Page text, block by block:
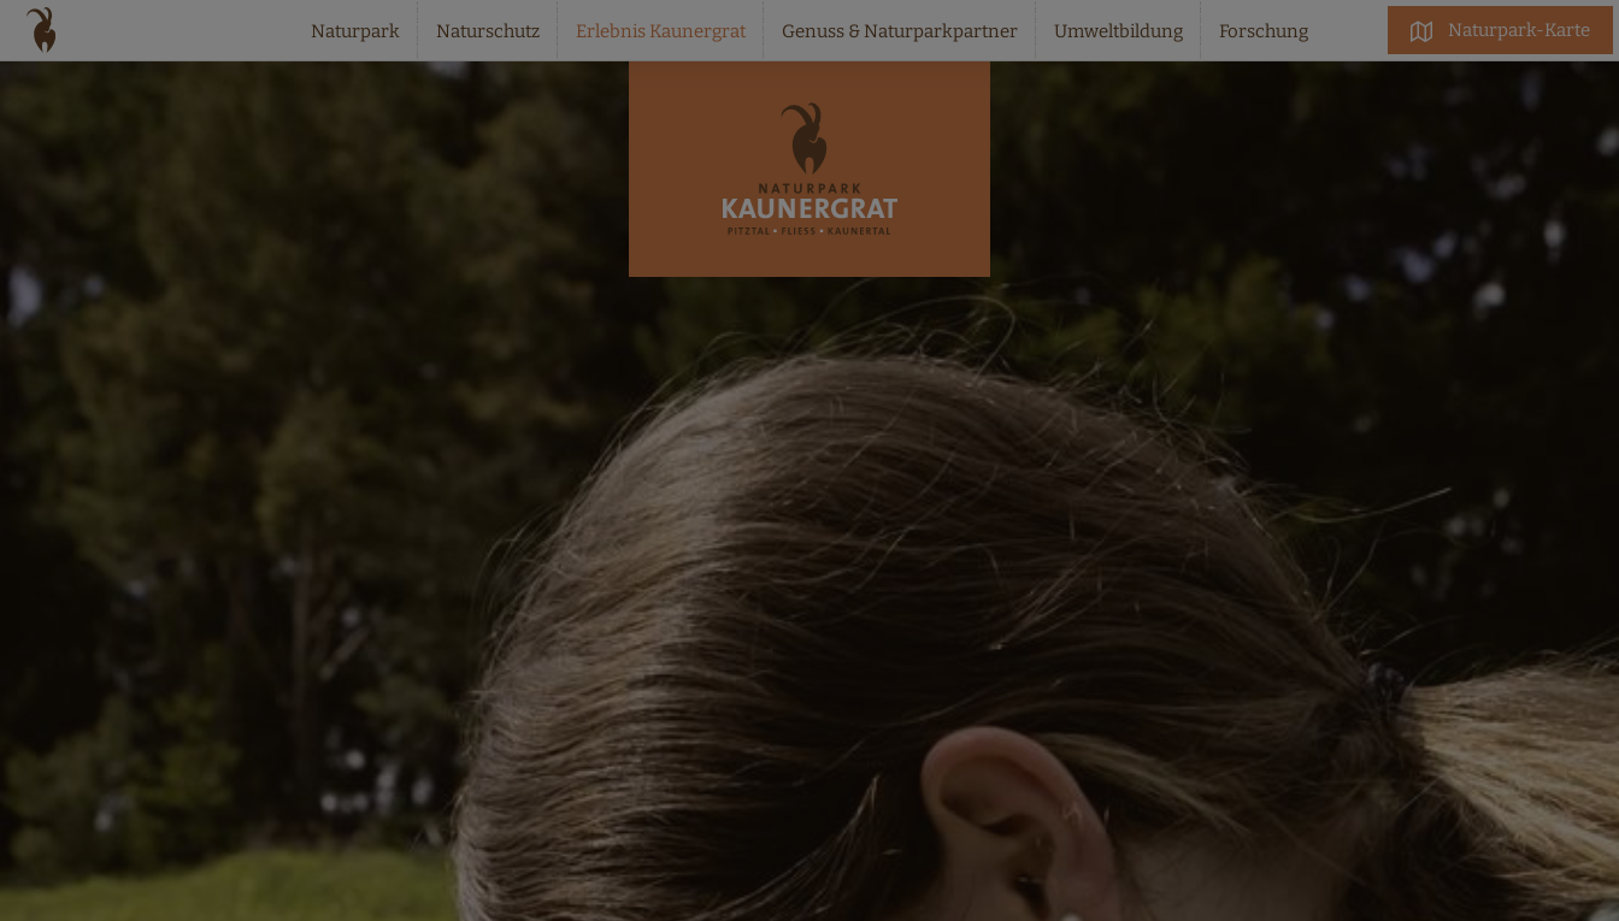
Naturpark Naturschutz Erlebnis Kaunergrat Genuss & Naturparkpartner Umweltbildung Forschung Naturpark-Karte